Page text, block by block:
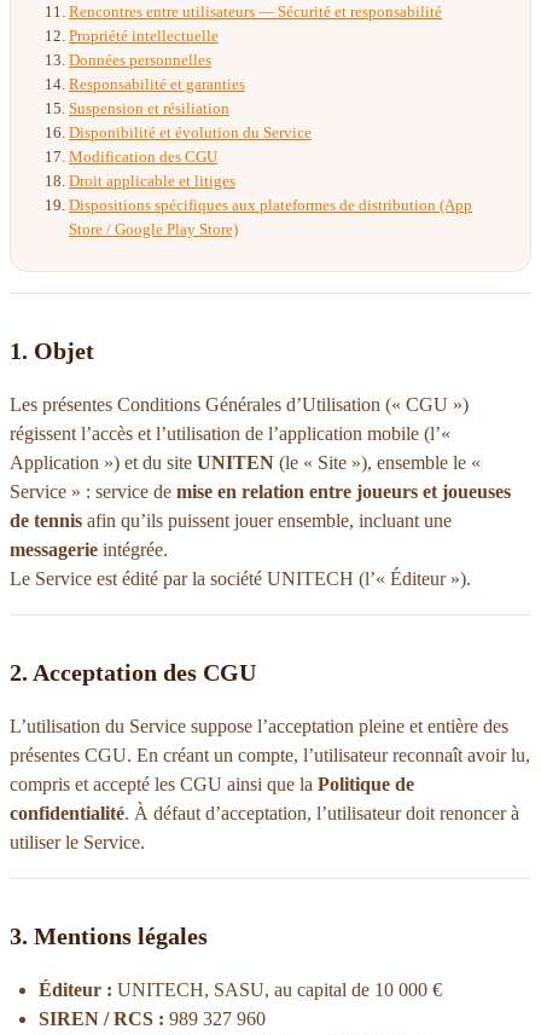
Rencontres entre utilisateurs — Sécurité et responsabilité
Propriété intellectuelle
Données personnelles
Responsabilité et garanties
Suspension et résiliation
Disponibilité et évolution du Service
Modification des CGU
Droit applicable et litiges
Dispositions spécifiques aux plateformes de distribution (App
Store / Google Play Store)
1. Objet
Les présentes Conditions Générales d’Utilisation (« CGU »)
régissent l’accès et l’utilisation de l’application mobile (l’«
Application ») et du site UNITEN (le « Site »), ensemble le «
Service » : service de mise en relation entre joueurs et joueuses
de tennis afin qu’ils puissent jouer ensemble, incluant une
messagerie intégrée.
Le Service est édité par la société UNITECH (l’« Éditeur »).
2. Acceptation des CGU
L’utilisation du Service suppose l’acceptation pleine et entière des
présentes CGU. En créant un compte, l’utilisateur reconnaît avoir lu,
compris et accepté les CGU ainsi que la Politique de
confidentialité. À défaut d’acceptation, l’utilisateur doit renoncer à
utiliser le Service.
3. Mentions légales
Éditeur : UNITECH, SASU, au capital de 10 000 €
SIREN / RCS : 989 327 960